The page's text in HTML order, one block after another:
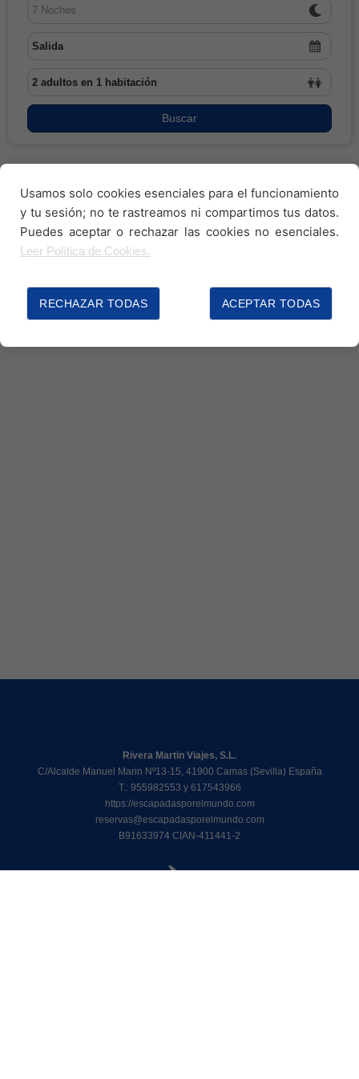
PANEL DE CLIENTES
Usamos solo cookies esenciales para el funcionamiento
y tu sesión; no te rastreamos ni compartimos tus datos.
Puedes aceptar o rechazar las cookies no esenciales.
Leer Política de Cookies.
RECHAZAR TODAS ACEPTAR TODAS
Buscar
Rivera Martin Viajes, S.L.
C/Alcalde Manuel Marin Nº13-15, 41900 Camas (Sevilla) España
T.: 955982553 y 617543966
https://escapadasporelmundo.com
reservas@escapadasporelmundo.com
B91633974 CIAN-411441-2